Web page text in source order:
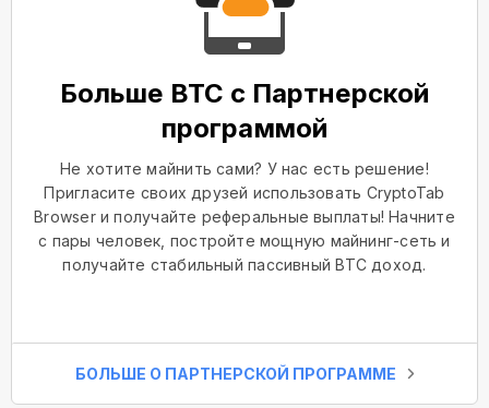
Больше BTC с Партнерской
программой
Не хотите майнить сами? У нас есть решение!
Пригласите своих друзей использовать CryptoTab
Browser и получайте реферальные выплаты! Начните
с пары человек, постройте мощную майнинг-сеть и
получайте стабильный пассивный BTC доход.
БОЛЬШЕ О ПАРТНЕРСКОЙ ПРОГРАММЕ